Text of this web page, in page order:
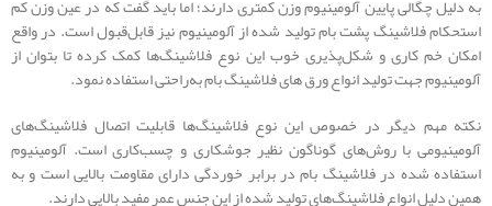
استحکام فلاشینگ پشت بام تولید شده از آلومینیوم نیز قابل‌قبول است. در واقع
امکان خم کاری و شکل‌پذیری خوب این نوع فلاشینگ‌ها کمک کرده تا بتوان از
آلومینیوم جهت تولید انواع ورق های فلاشینگ‌ بام به‌راحتی استفاده نمود.
نکته مهم دیگر در خصوص این نوع فلاشینگ‌ها قابلیت اتصال فلاشینگ‌های
آلومینیومی با روش‌های گوناگون نظیر جوشکاری و چسب‌کاری است. آلومینیوم
استفاده شده در فلاشینگ بام در برابر خوردگی دارای مقاومت بالایی است و به
همین دلیل انواع فلاشینگ‌های تولید شده از این جنس عمر مفید بالایی دارند.